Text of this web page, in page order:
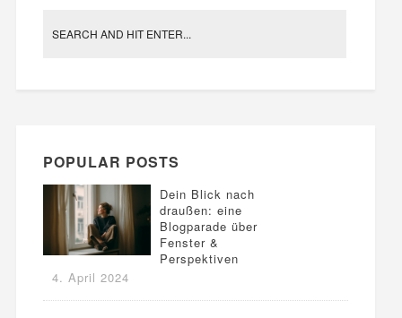
POPULAR POSTS
Dein Blick nach
draußen: eine
Blogparade über
Fenster &
Perspektiven
4. April 2024